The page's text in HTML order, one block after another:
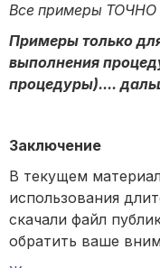
Все примеры ТОЧНО
Примеры только
выполнения
процедуры)....
Заключение
В текущем
использования
скачали файл
обратить ваше